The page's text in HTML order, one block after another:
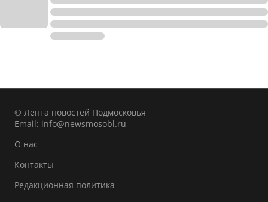
© Лента новостей Подмосковья
Email: info@newsmosobl.ru
О нас
Контакты
Редакционная политика